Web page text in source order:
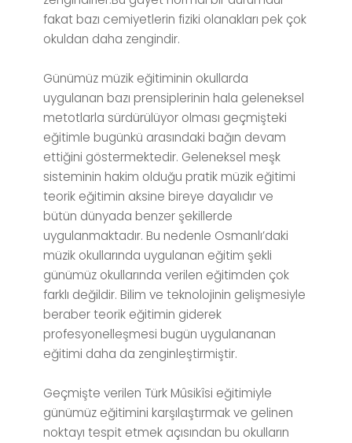
fakat bazı cemiyetlerin fiziki olanakları pek çok
okuldan daha zengindir.
Günümüz müzik eğitiminin okullarda
uygulanan bazı prensiplerinin hala geleneksel
metotlarla sürdürülüyor olması geçmişteki
eğitimle bugünkü arasındaki bağın devam
ettiğini göstermektedir. Geleneksel meşk
sisteminin hakim olduğu pratik müzik eğitimi
teorik eğitimin aksine bireye dayalıdır ve
bütün dünyada benzer şekillerde
uygulanmaktadır. Bu nedenle Osmanlı’daki
müzik okullarında uygulanan eğitim şekli
günümüz okullarında verilen eğitimden çok
farklı değildir. Bilim ve teknolojinin gelişmesiyle
beraber teorik eğitimin giderek
profesyonelleşmesi bugün uygulananan
eğitimi daha da zenginleştirmiştir.
Geçmişte verilen Türk Mûsikîsi eğitimiyle
günümüz eğitimini karşılaştırmak ve gelinen
noktayı tespit etmek açısından bu okulların